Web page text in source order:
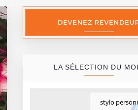
LA SÉLECTION DU
stylo